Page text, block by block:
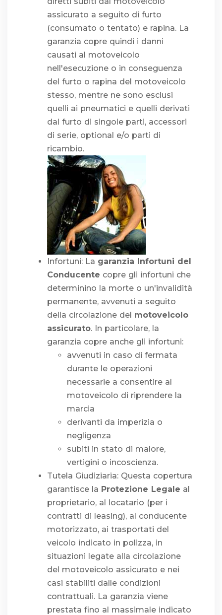
assicurato a seguito di furto
(consumato o tentato) e rapina. La
garanzia copre quindi i danni
causati al motoveicolo
nell'esecuzione o in conseguenza
del furto o rapina del motoveicolo
stesso, mentre ne sono esclusi
quelli ai pneumatici e quelli derivati
dal furto di singole parti, accessori
di serie, optional e/o parti di
ricambio.
Infortuni: La garanzia Infortuni del
Conducente copre gli infortuni che
determinino la morte o un'invalidità
permanente, avvenuti a seguito
della circolazione del motoveicolo
assicurato. In particolare, la
garanzia copre anche gli infortuni:
avvenuti in caso di fermata
durante le operazioni
necessarie a consentire al
motoveicolo di riprendere la
marcia
derivanti da imperizia o
negligenza
subiti in stato di malore,
vertigini o incoscienza.
Tutela Giudiziaria: Questa copertura
garantisce la Protezione Legale al
proprietario, al locatario (per i
contratti di leasing), al conducente
motorizzato, ai trasportati del
veicolo indicato in polizza, in
situazioni legate alla circolazione
del motoveicolo assicurato e nei
casi stabiliti dalle condizioni
contrattuali. La garanzia viene
prestata fino al massimale indicato